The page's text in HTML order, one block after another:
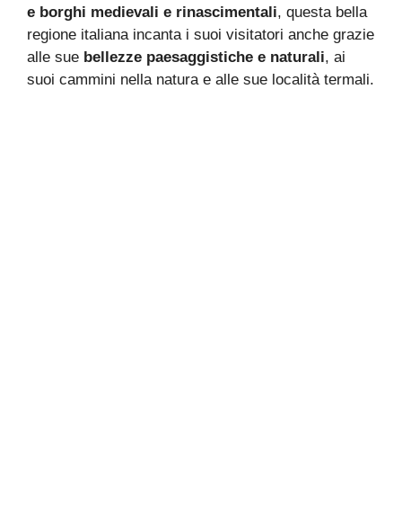
e borghi medievali e rinascimentali, questa bella
regione italiana incanta i suoi visitatori anche grazie
alle sue bellezze paesaggistiche e naturali, ai
suoi cammini nella natura e alle sue località termali.